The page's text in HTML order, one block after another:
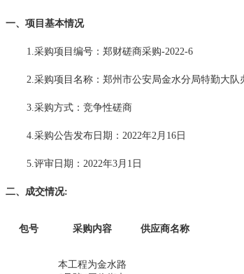
一、项目基本情况
1.采购项目编号： 郑财磋商采购-2022-6
2.采购项目名称： 郑州市公安局金水分局特勤大队
3.采购方式：竞争性磋商
4.采购公告发布日期：2022年2月 16 日
5.评审日期： 2022年3月 1 日
二、成交情况:
包号 采购内容 供应商名称
本工程为金水路